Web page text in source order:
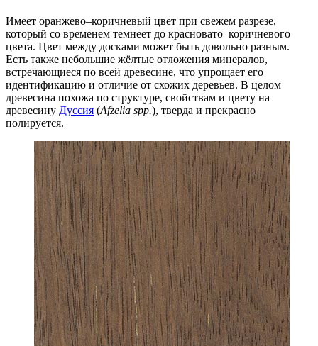
Имеет оранжево–коричневый цвет при свежем разрезе,
который со временем темнеет до красновато–коричневого
цвета. Цвет между досками может быть довольно разным.
Есть также небольшие жёлтые отложения минералов,
встречающиеся по всей древесине, что упрощает его
идентификацию и отличие от схожих деревьев. В целом
древесина похожа по структуре, свойствам и цвету на
древесину Дуссия (Afzelia spp.), тверда и прекрасно
полируется.